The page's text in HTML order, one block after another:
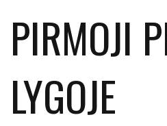
PIRMOJI
LYGOJE